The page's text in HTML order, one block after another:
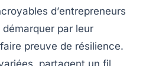
d’entrepreneurs
par leur
preuve de résilience.
partagent un fil